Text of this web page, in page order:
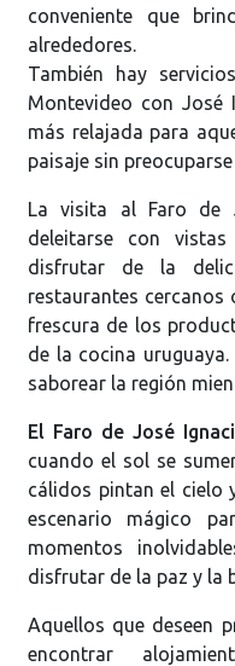
conveniente que
alrededores.
También hay
Montevideo con José
más relajada para
paisaje sin
La visita al Faro de
deleitarse con vistas
disfrutar de la
restaurantes
frescura de los
de la cocina
saborear la región
El Faro de José
cuando el sol se
cálidos pintan el cielo
escenario mágico
momentos
disfrutar de la paz y la
Aquellos que deseen
encontrar